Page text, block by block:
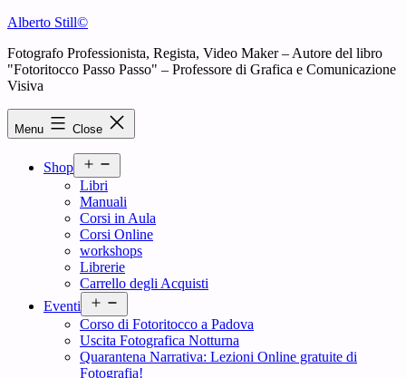
Skip
content
Alberto Still©
Fotografo Professionista, Regista, Video Maker – Autore del libro
"Fotoritocco Passo Passo" – Professore di Grafica e Comunicazione
Visiva
Menu Close
Shop
menu
Libri
Manuali
Corsi in Aula
Corsi Online
workshops
Librerie
Carrello degli Acquisti
Eventi
menu
Corso di Fotoritocco a Padova
Uscita Fotografica Notturna
Quarantena Narrativa: Lezioni Online gratuite di
Fotografia!